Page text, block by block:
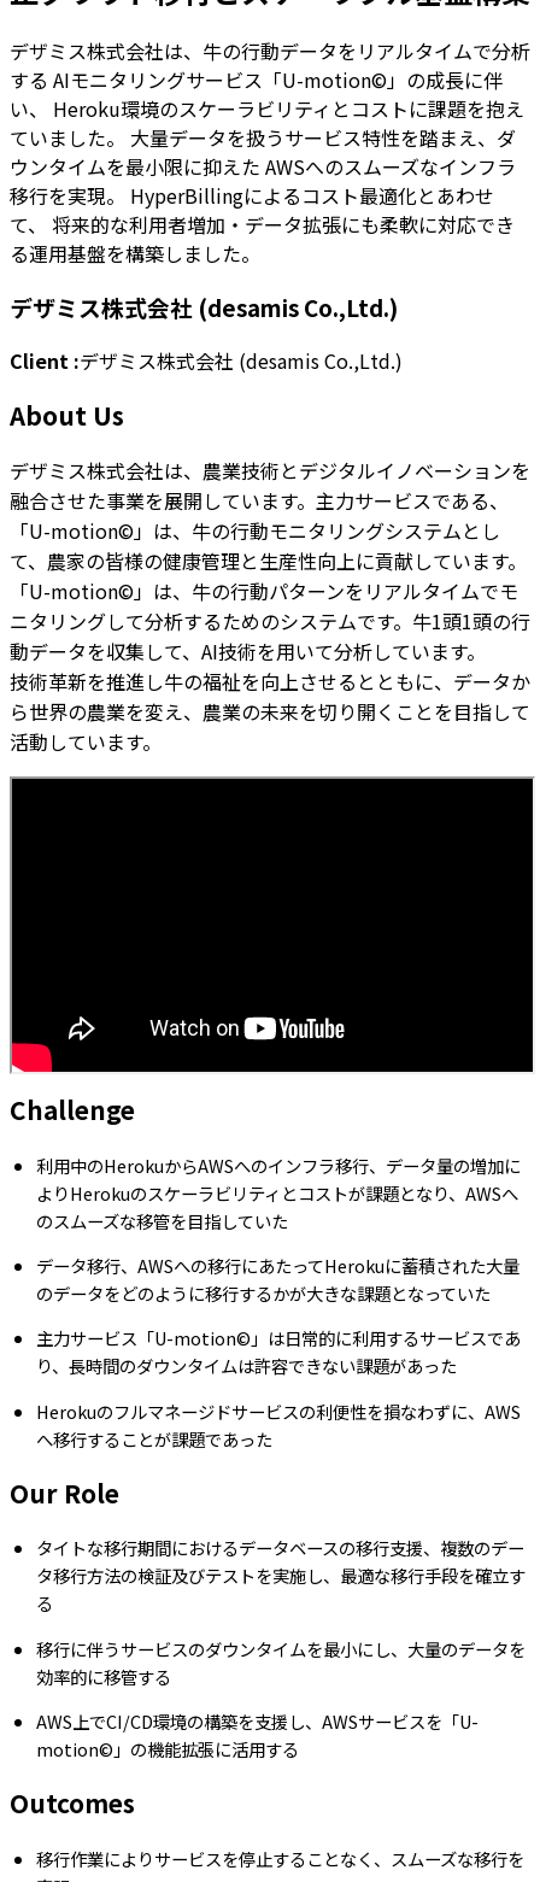
デザミス株式会社は、牛の行動データをリアルタイムで分析
する AIモニタリングサービス「U-motion©」の成長に伴
い、 Heroku環境のスケーラビリティとコストに課題を抱え
ていました。 大量データを扱うサービス特性を踏まえ、ダ
ウンタイムを最小限に抑えた AWSへのスムーズなインフラ
移行を実現。 HyperBillingによるコスト最適化とあわせ
て、 将来的な利用者増加・データ拡張にも柔軟に対応でき
る運用基盤を構築しました。
デザミス株式会社 (desamis Co.,Ltd.)
Client :デザミス株式会社 (desamis Co.,Ltd.)
About Us
デザミス株式会社は、農業技術とデジタルイノベーションを
融合させた事業を展開しています。主力サービスである、
「U-motion©」は、牛の行動モニタリングシステムとし
て、農家の皆様の健康管理と生産性向上に貢献しています。
「U-motion©」は、牛の行動パターンをリアルタイムでモ
ニタリングして分析するためのシステムです。牛1頭1頭の行
動データを収集して、AI技術を用いて分析しています。
技術革新を推進し牛の福祉を向上させるとともに、データか
ら世界の農業を変え、農業の未来を切り開くことを目指して
活動しています。
Challenge
利用中のHerokuからAWSへのインフラ移行、データ量の増加に
よりHerokuのスケーラビリティとコストが課題となり、AWSへ
のスムーズな移管を目指していた
データ移行、AWSへの移行にあたってHerokuに蓄積された大量
のデータをどのように移行するかが大きな課題となっていた
主力サービス「U-motion©」は日常的に利用するサービスであ
り、長時間のダウンタイムは許容できない課題があった
Herokuのフルマネージドサービスの利便性を損なわずに、AWS
へ移行することが課題であった
Our Role
タイトな移行期間におけるデータベースの移行支援、複数のデー
タ移行方法の検証及びテストを実施し、最適な移行手段を確立す
る
移行に伴うサービスのダウンタイムを最小にし、大量のデータを
効率的に移管する
AWS上でCI/CD環境の構築を支援し、AWSサービスを「U-
motion©」の機能拡張に活用する
Outcomes
移行作業によりサービスを停止することなく、スムーズな移行を